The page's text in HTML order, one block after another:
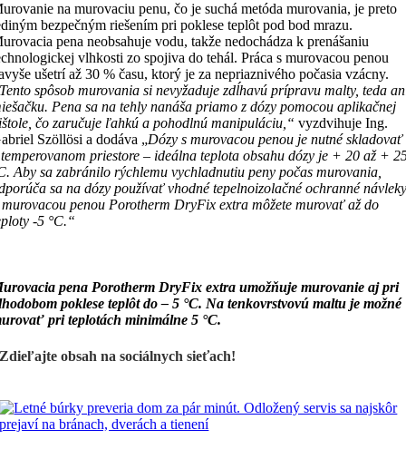
na murovaciu penu, čo je suchá metóda murovania, je preto
bezpečným riešením pri poklese teplôt pod bod mrazu.
pena neobsahuje vodu, takže nedochádza k prenášaniu
vlhkosti zo spojiva do tehál. Práca s murovacou penou
ušetrí až 30 % času, ktorý je za nepriaznivého počasia vzácny.
spôsob murovania si nevyžaduje zdĺhavú prípravu malty, teda
Pena sa na tehly nanáša priamo z dózy pomocou aplikačnej
čo zaručuje ľahkú a pohodlnú manipuláciu,“vyzdvihuje Ing.
Szöllösi a dodáva „Dózy s murovacou penou je nutné skladovať
priestore – ideálna teplota obsahu dózy je + 20 až +
Aby sa zabránilo rýchlemu vychladnutiu peny počas murovania,
sa na dózy používať vhodné tepelnoizolačné ochranné
murovacou penou Porotherm DryFix extra môžete murovať až do
-5 °C.“
pena Porotherm DryFix extra umožňuje murovanie aj pri
poklese teplôt do – 5 °C. Na tenkovrstvovú maltu je možné
pri teplotách minimálne 5 °C.
Zdieľajte obsah na sociálnych sieťach!